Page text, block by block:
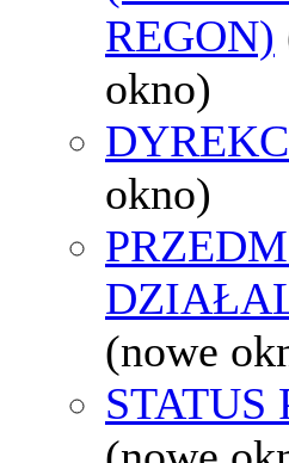
REGON)
okno)
okno)
(nowe
STATUS